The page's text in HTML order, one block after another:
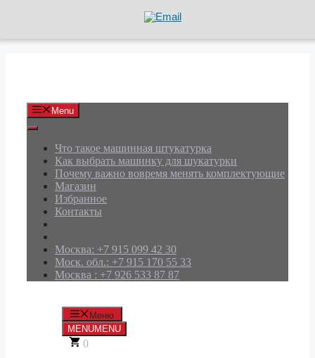
Menu
Что такое машинная штукатурка
Как выбрать машинку для шукатурки
Почему важно вовремя менять комплектующие
Магазин
Избранное
Контакты
Москва: +7 915 099 42 30
Моск. обл.: +7 915 170 55 33
Москва : +7 926 533 87 87
Меню
MENUMENU
0